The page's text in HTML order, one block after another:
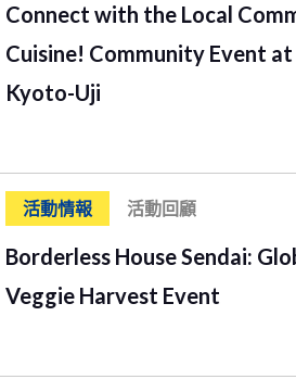
Connect with the Local
Cuisine! Community Event
Kyoto-Uji
活動情報 活動回顧
Borderless House Sendai:
Veggie Harvest Event